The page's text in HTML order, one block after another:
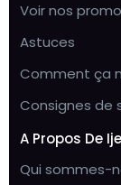
Voir nos
Astuces
Comment ça
Consignes de
A Propos De
Qui sommes-